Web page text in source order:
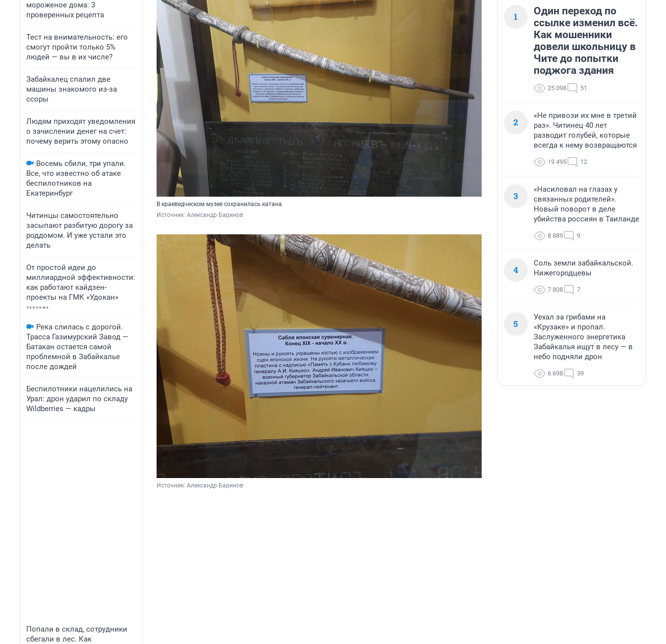
мороженое дома: 3
проверенных рецепта
Тест на внимательность: его
смогут пройти только 5%
людей — вы в их числе?
Забайкалец спалил две
машины знакомого из-за
ссоры
Людям приходят уведомления
о зачислении денег на счет:
почему верить этому опасно
Восемь сбили, три упали.
Все, что известно об атаке
беспилотников на
Екатеринбург
Читинцы самостоятельно
засыпают разбитую дорогу за
роддомом. И уже устали это
делать
От простой идеи до
миллиардной эффективности:
как работают кайдзен-
проекты на ГМК «Удокан»
Река слилась с дорогой.
Трасса Газимурский Завод —
Батакан остается самой
проблемной в Забайкалье
после дождей
Беспилотники нацелились на
Урал: дрон ударил по складу
Wildberries — кадры
Попали в склад, сотрудники
сбегали в лес. Как
В краеведческом музее сохранилась катана
Источник: Александр Баринов
Источник: Александр Баринов
1
Один переход по
ссылке изменил всё.
Как мошенники
довели школьницу в
Чите до попытки
поджога здания
25 098 51
2
«Не привози их мне в третий
раз». Читинец 40 лет
разводит голубей, которые
всегда к нему возвращаются
19 495 12
3
«Насиловал на глазах у
связанных родителей».
Новый поворот в деле
убийства россиян в Таиланде
8 889 9
4
Соль земли забайкальской.
Нижегородцевы
7 808 7
5
Уехал за грибами на
«Крузаке» и пропал.
Заслуженного энергетика
Забайкалья ищут в лесу — в
небо подняли дрон
6 698 39